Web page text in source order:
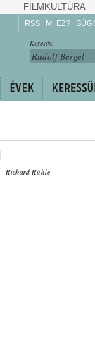
FILMKULTÚRA
RSS MI EZ?
Keresés:
- Richard Rühle